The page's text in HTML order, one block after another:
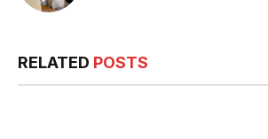
RELATED POSTS